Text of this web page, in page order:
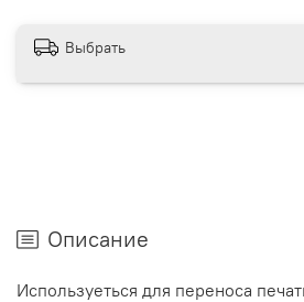
Выбрать
Описание
Используеться для переноса